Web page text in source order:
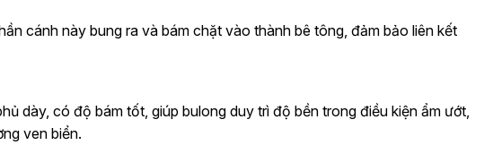
cánh này bung ra và bám chặt vào thành bê tông, đảm bảo liên kết
dày, có độ bám tốt, giúp bulong duy trì độ bền trong điều kiện ẩm ướt,
ven biển.